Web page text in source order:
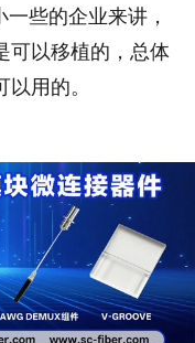
些的企业来讲，
可以移植的，总体
用的。